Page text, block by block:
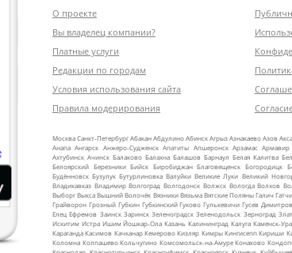
О проекте
Вы владелец компании?
Платные услуги
Редакции по городам
Условия использования сайта
Правила модерирования
МоскваСанкт‑ПетербургАбаканАбдулиноАбинскАгрызАзнакаевоАзов
Анапа Ангарск Анжеро‑Судженск Апатиты Апшеронск Арзамас Армавир
Ахтубинск Ачинск Балаково Балахна Балашов Барнаул Белая Калитва
Белоярский Березники Бийск Биробиджан Благовещенск Богородицк
Будённовск Бузулук Бутурлиновка Валуйки Великие Луки Великий
Владикавказ Владимир Волгоград Волгодонск Волжск Вологда Волхов
ВыборгВыкса Вышний Волочёк Вязники Вязьма Вятские Поляны Галич
Грайворон Грозный Губкин Губкинский Гуково Гулькевичи Гусев
Елец Ефремов Заинск Заринск Зеленоградск Зеленодольск Зерноград
Искитим Истра Ишим Йошкар‑Ола Казань Калининград Калуга
Караганда Касимов Качканар Кемерово Кизляр Кимры Кингисепп Кириши
Коломна Колпашево Кольчугино Комсомольск‑на‑Амуре Конаково